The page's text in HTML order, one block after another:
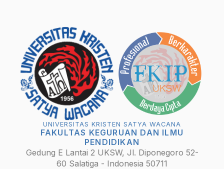
UNIVERSITAS KRISTEN SATYA WACANA
FAKULTAS KEGURUAN DAN ILMU
PENDIDIKAN
Gedung E Lantai 2 UKSW, Jl. Diponegoro 52-
60 Salatiga - Indonesia 50711